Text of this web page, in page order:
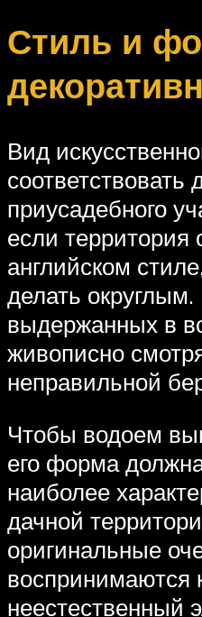
Стиль и
Вид
соответствовать
приусадебного
если
английском
делать округлым.
выдержанных в
живописно
неправильной
Чтобы водоем
его форма
наиболее
дачной
оригинальные
воспринимаются
неестественный